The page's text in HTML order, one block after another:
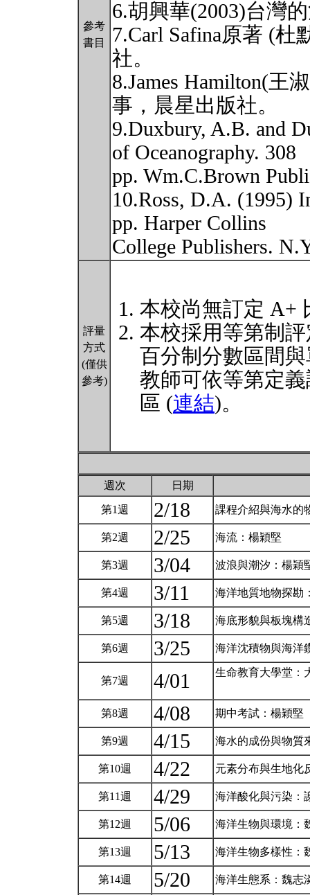
參考
書目
6.胡興華(2003)台灣
7.Carl Safina原著 (
社。
8.James Hamilton(王
事，晨星出版社。
9.Duxbury, A.B. and
of Oceanography. 308
pp. Wm.C.Brown
10.Ross, D.A. (1995)
pp. Harper Collins
College Publishers.
評量
方式
(僅供
參考)
本校尚無訂定 A+
本校採用等第制
百分制分數區間
教師可依等第定
區 (連結)。
週次 日期
第1週 2/18 課程介紹與海水的
第2週 2/25 海流：楊穎堅
第3週 3/04 波浪與潮汐：楊穎
第4週 3/11 海洋地質地物探勘
第5週 3/18 海底形貌與板塊構
第6週 3/25 海洋沈積物與海洋
第7週 4/01 生命教育大學堂：
第8週 4/08 期中考試：楊穎堅
第9週 4/15 海水的成份與物質
第10週 4/22 元素分布與生地化
第11週 4/29 海洋酸化與污染：
第12週 5/06 海洋生物與環境：
第13週 5/13 海洋生物多樣性：
第14週 5/20 海洋生態系：魏志